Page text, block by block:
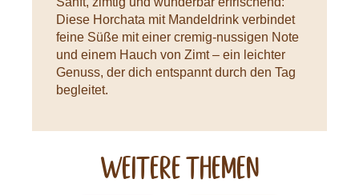
Diese Horchata mit Mandeldrink verbindet
feine Süße mit einer cremig-nussigen Note
und einem Hauch von Zimt – ein leichter
Genuss, der dich entspannt durch den Tag
begleitet.
Weitere Themen